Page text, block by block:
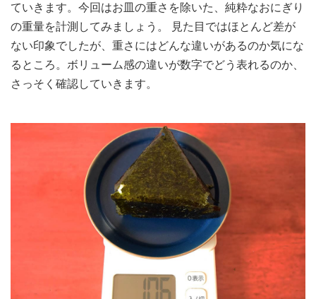
ていきます。今回はお皿の重さを除いた、純粋なおにぎり
の重量を計測してみましょう。 見た目ではほとんど差が
ない印象でしたが、重さにはどんな違いがあるのか気にな
るところ。ボリューム感の違いが数字でどう表れるのか、
さっそく確認していきます。